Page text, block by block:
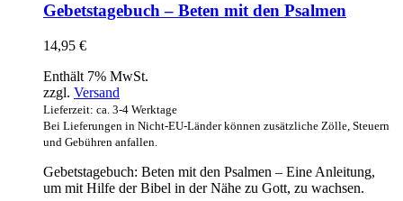
Gebetstagebuch – Beten mit den Psalmen
14,95 €
Enthält 7% MwSt.
zzgl. Versand
Lieferzeit: ca. 3-4 Werktage
Bei Lieferungen in Nicht-EU-Länder können zusätzliche Zölle, Steuern
und Gebühren anfallen.
Gebetstagebuch: Beten mit den Psalmen – Eine Anleitung,
um mit Hilfe der Bibel in der Nähe zu Gott, zu wachsen.